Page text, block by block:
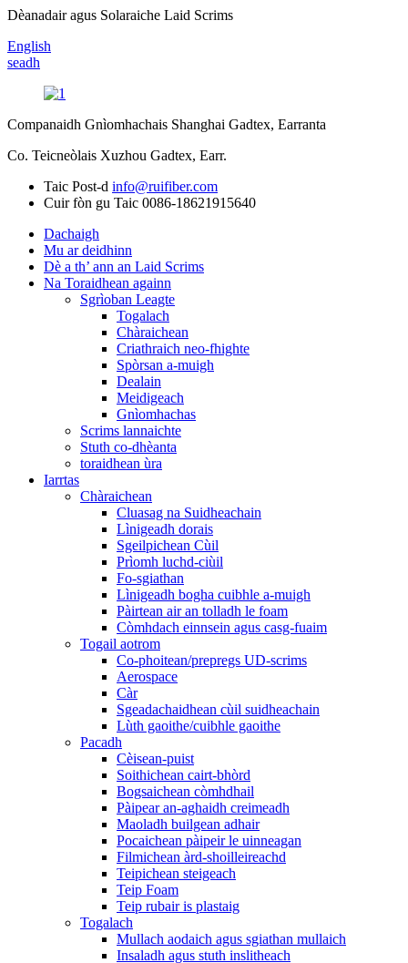
Dèanadair agus Solaraiche Laid Scrims
English
seadh
Companaidh Gnìomhachais Shanghai Gadtex, Earranta
Co. Teicneòlais Xuzhou Gadtex, Earr.
Taic Post-d info@ruifiber.com
Cuir fòn gu Taic 0086-18621915640
Dachaigh
Mu ar deidhinn
Dè a th’ ann an Laid Scrims
Na Toraidhean againn
Sgrìoban Leagte
Togalach
Chàraichean
Criathraich neo-fhighte
Spòrsan a-muigh
Dealain
Meidigeach
Gnìomhachas
Scrims lannaichte
Stuth co-dhèanta
toraidhean ùra
Iarrtas
Chàraichean
Cluasag na Suidheachain
Lìnigeadh dorais
Sgeilpichean Cùil
Prìomh luchd-ciùil
Fo-sgiathan
Lìnigeadh bogha cuibhle a-muigh
Pàirtean air an tolladh le foam
Còmhdach einnsein agus casg-fuaim
Togail aotrom
Co-phoitean/prepregs UD-scrims
Aerospace
Càr
Sgeadachaidhean cùil suidheachain
Lùth gaoithe/cuibhle gaoithe
Pacadh
Cèisean-puist
Soithichean cairt-bhòrd
Bogsaichean còmhdhail
Pàipear an-aghaidh creimeadh
Maoladh builgean adhair
Pocaichean pàipeir le uinneagan
Filmichean àrd-shoilleireachd
Teipichean steigeach
Teip Foam
Teip rubair is plastaig
Togalach
Mullach aodaich agus sgiathan mullaich
Insaladh agus stuth inslitheach